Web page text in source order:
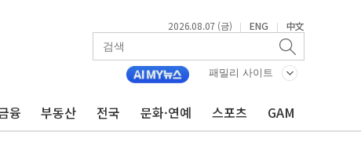
2026.08.07 (금) | ENG | 中文
패밀리 사이트
융 부동산 전국 문화·연예 스포츠 GAM
의 막바지.."美와 직접 협상 없어"
김민석 후보 - 8월 7일
회의…주택 공급 대책 막바지 조율할 듯
회견·주요 정당 - 8월 7일